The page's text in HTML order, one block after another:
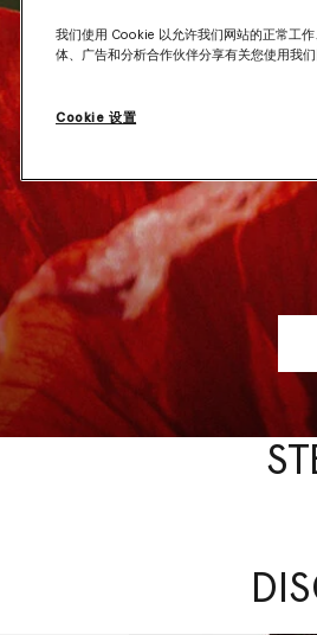
我们使用 Cookie 以允许我们网站的正常工
体、广告和分析合作伙伴分享有关您使用我们
Cookie 设置